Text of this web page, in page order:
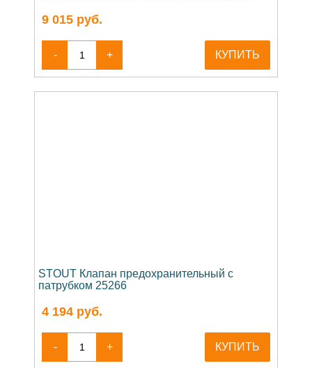
9 015 руб.
- + КУПИТЬ
STOUT Клапан предохранительный с
патрубком 25266
4 194 руб.
- + КУПИТЬ